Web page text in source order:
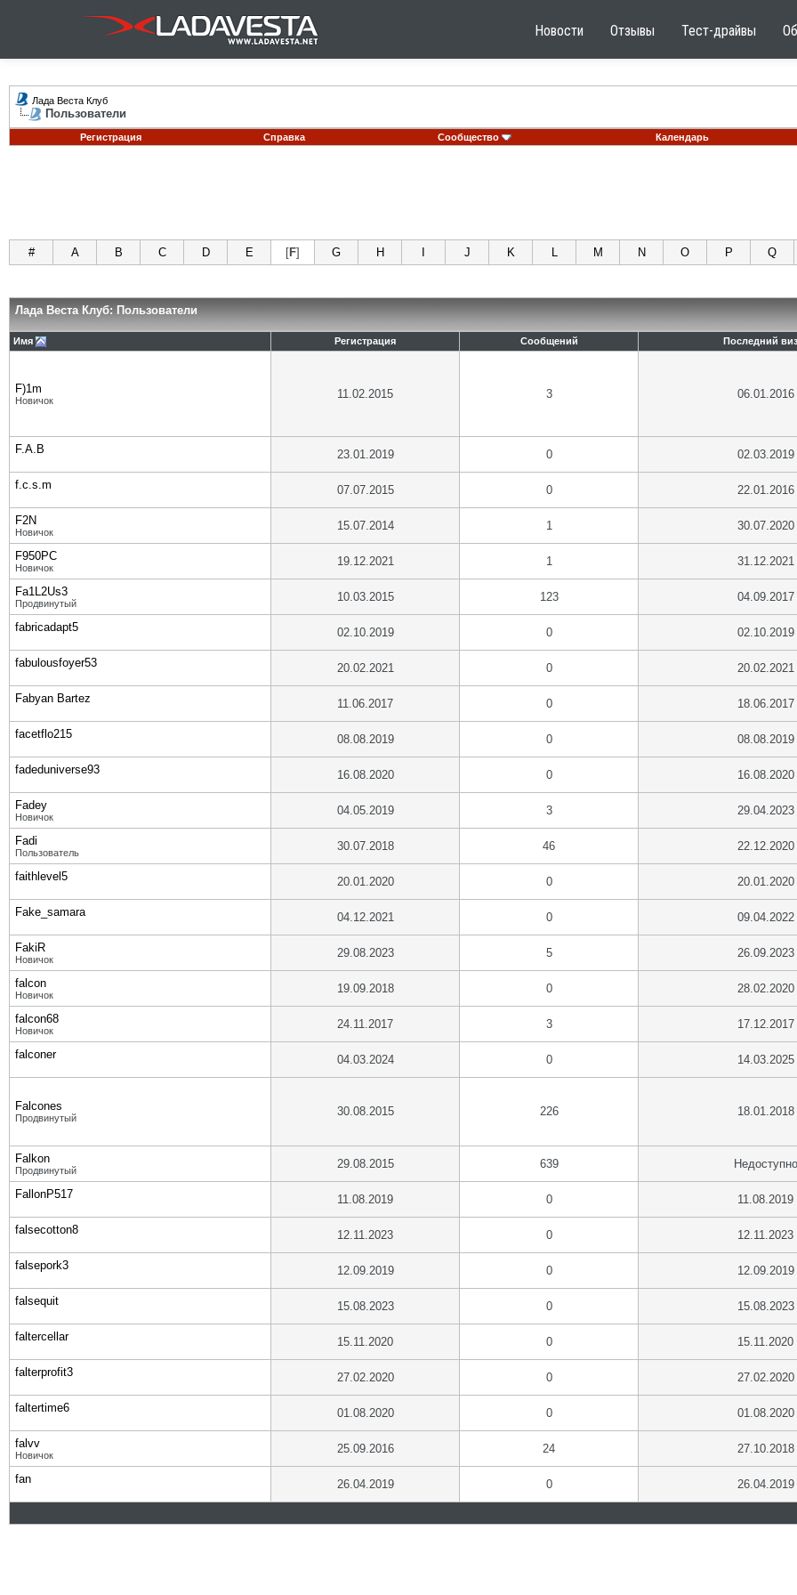
Новости Отзывы Тест-драйвы
Лада Веста Клуб
Пользователи
Регистрация Справка Сообщество Календарь
# A B C D E [F] G H J K L M N O P Q
Лада Веста Клуб: Пользователи
Имя Регистрация Сообщений Последний
F)1m
Новичок 11.02.2015 3 06.01.2016
F.A.B 23.01.2019 0 02.03.2019
f.c.s.m 07.07.2015 0 22.01.2016
F2N
Новичок 15.07.2014 1 30.07.2020
F950PC
Новичок 19.12.2021 1 31.12.2021
Fa1L2Us3
Продвинутый 10.03.2015 123 04.09.2017
fabricadapt5 02.10.2019 0 02.10.2019
fabulousfoyer53 20.02.2021 0 20.02.2021
Fabyan Bartez 11.06.2017 0 18.06.2017
facetflo215 08.08.2019 0 08.08.2019
fadeduniverse93 16.08.2020 0 16.08.2020
Fadey
Новичок 04.05.2019 3 29.04.2023
Fadi
Пользователь 30.07.2018 46 22.12.2020
faithlevel5 20.01.2020 0 20.01.2020
Fake_samara 04.12.2021 0 09.04.2022
FakiR
Новичок 29.08.2023 5 26.09.2023
falcon
Новичок 19.09.2018 0 28.02.2020
falcon68
Новичок 24.11.2017 3 17.12.2017
falconer 04.03.2024 0 14.03.2025
Falcones
Продвинутый 30.08.2015 226 18.01.2018
Falkon
Продвинутый 29.08.2015 639 Недоступно
FallonP517 11.08.2019 0 11.08.2019
falsecotton8 12.11.2023 0 12.11.2023
falsepork3 12.09.2019 0 12.09.2019
falsequit 15.08.2023 0 15.08.2023
faltercellar 15.11.2020 0 15.11.2020
falterprofit3 27.02.2020 0 27.02.2020
faltertime6 01.08.2020 0 01.08.2020
falvv
Новичок 25.09.2016 24 27.10.2018
fan 26.04.2019 0 26.04.2019